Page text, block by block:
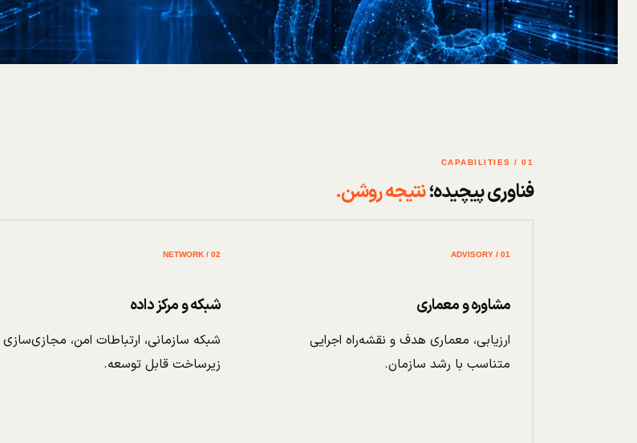
01 / CAPABILITIES
فناوری پیچیده؛نتیجه روشن.
01 / ADVISORY
مشاوره و معماری
ارزیابی، معماری هدف و نقشه‌راه اجرایی
متناسب با رشد سازمان.
02 / NETWORK
شبکه و مرکز داده
شبکه سازمانی، ارتباطات امن،
زیرساخت قابل توسعه.